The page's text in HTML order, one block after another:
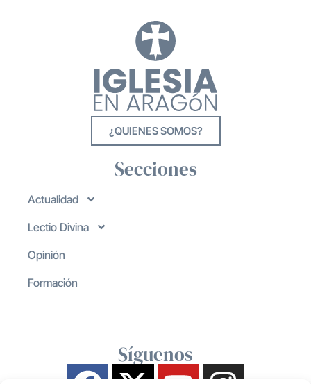
¿QUIENES SOMOS?
Secciones
Actualidad
Lectio Divina
Opinión
Formación
Síguenos